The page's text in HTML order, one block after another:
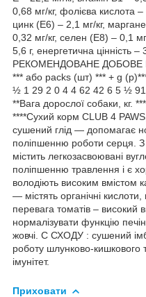
0,68 мг/кг, фолієва кислота
цинк (E6) – 2,1 мг/кг,
0,32 мг/кг, селен (Е8) – 0,1
5,6 г, енергетична цінність
РЕКОМЕНДОВАНЕ ДОБОВЕ
*** або packs (шт) *** + g
½ 1 29 2 0 4 4 62 42 6 5 ½
**Вага дорослої собаки, кг.
****Сухий корм CLUB 4
сушений глід — допомагає
поліпшенню роботи серця.
містить легкозасвоювані
поліпшенню травлення і є
володіють високим вмістом
— містять органічні
перевага томатів – високий
нормалізувати функцію
жовчі. C СХОДУ : сушений
роботу шлунково-кишкового
імунітет.
Приховати